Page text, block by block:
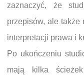
zaznaczyć, że
przepisów, ale także
interpretacji prawa i
Po ukończeniu
mają kilka